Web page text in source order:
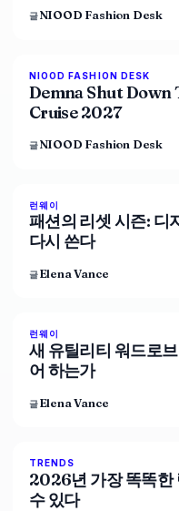
글NIOOD Fashion Desk
NIOOD FASHION DESK
Demna Shut Down
Cruise 2027
글NIOOD Fashion Desk
런웨이
패션의 리셋 시즌: 디
다시 쓴다
글Elena Vance
런웨이
새 유틸리티 워드로
어 하는가
글Elena Vance
TRENDS
2026년 가장 똑똑한
수 있다